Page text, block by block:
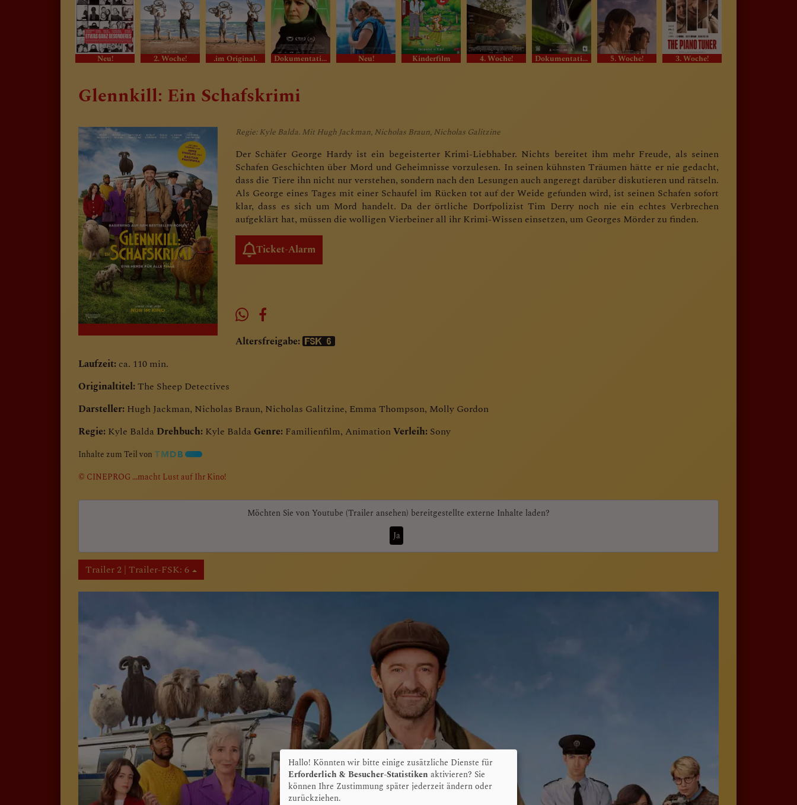
Neu! 2. Woche! .im Original. Dokumentation Neu! Kinderfilm 4. Woche! Dokumentation 5. Woche! 3. Woche!
Glennkill: Ein Schafskrimi
Regie: Kyle Balda. Mit Hugh Jackman, Nicholas Braun, Nicholas Galitzine
Der Schäfer George Hardy ist ein begeisterter Krimi-Liebhaber. Nichts bereitet ihm mehr Freude, als seinen
Schafen Geschichten über Mord und Geheimnisse vorzulesen. In seinen kühnsten Träumen hätte er nie gedacht,
dass die Tiere ihn nicht nur verstehen, sondern nach den Lesungen auch angeregt darüber diskutieren und rätseln.
Als George eines Tages mit einer Schaufel im Rücken tot auf der Weide gefunden wird, ist seinen Schafen sofort
klar, dass es sich um Mord handelt. Da der örtliche Dorfpolizist Tim Derry noch nie ein echtes Verbrechen
aufgeklärt hat, müssen die wolligen Vierbeiner all ihr Krimi-Wissen einsetzen, um Georges Mörder zu finden.
Ticket-Alarm
Altersfreigabe:
Laufzeit: ca. 110 min.
Originaltitel:The Sheep Detectives
Darsteller: Hugh Jackman, Nicholas Braun, Nicholas Galitzine, Emma Thompson, Molly Gordon
Regie: Kyle Balda Drehbuch: Kyle Balda Genre: Familienfilm, AnimationVerleih: Sony
Inhalte zum Teil von
© CINEPROG ...macht Lust auf Ihr Kino!
Möchten Sie vonYoutube (Trailer ansehen) bereitgestellte externe Inhalte laden?
Ja
Trailer 2 | Trailer-FSK: 6
Hallo! Könnten wir bitte einige zusätzliche Dienste für
Erforderlich & Besucher-Statistiken aktivieren? Sie
können Ihre Zustimmung später jederzeit ändern oder
zurückziehen.